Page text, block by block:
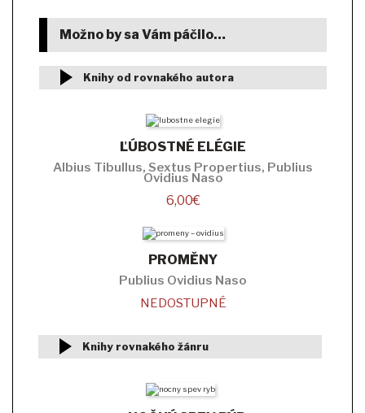
Možno by sa Vám páčilo…
Knihy od rovnakého autora
ĽÚBOSTNÉ ELÉGIE
Albius Tibullus, Sextus Propertius, Publius
Ovidius Naso
6,00€
PROMĚNY
Publius Ovidius Naso
NEDOSTUPNÉ
Knihy rovnakého žánru